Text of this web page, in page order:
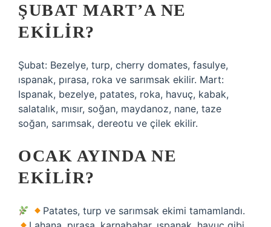
ŞUBAT MART’A NE
EKILIR?
Şubat: Bezelye, turp, cherry domates, fasulye,
ıspanak, pırasa, roka ve sarımsak ekilir. Mart:
Ispanak, bezelye, patates, roka, havuç, kabak,
salatalık, mısır, soğan, maydanoz, nane, taze
soğan, sarımsak, dereotu ve çilek ekilir.
OCAK AYINDA NE
EKILIR?
Patates, turp ve sarımsak ekimi tamamlandı.